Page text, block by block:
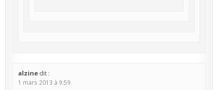
alzine dit :
1 mars 2013 à 9:59